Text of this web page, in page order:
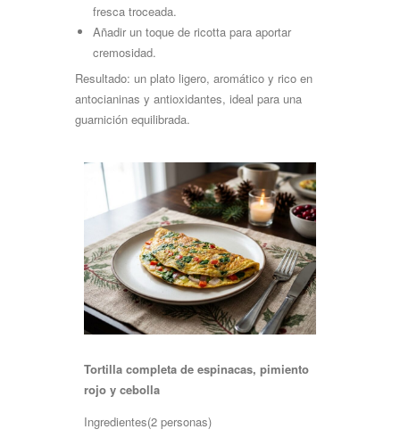
fresca troceada.
Añadir un toque de ricotta para aportar
cremosidad.
Resultado: un plato ligero, aromático y rico en
antocianinas y antioxidantes, ideal para una
guarnición equilibrada.
Tortilla completa de espinacas, pimiento
rojo y cebolla
Ingredientes(2 personas)